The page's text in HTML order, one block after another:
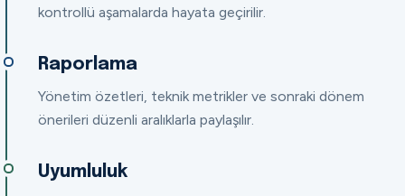
kontrollü aşamalarda hayata geçirilir.
Raporlama
Yönetim özetleri, teknik metrikler ve sonraki dönem
önerileri düzenli aralıklarla paylaşılır.
Uyumluluk